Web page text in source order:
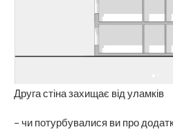
Друга стіна захищає від уламків
– чи потурбувалися ви про